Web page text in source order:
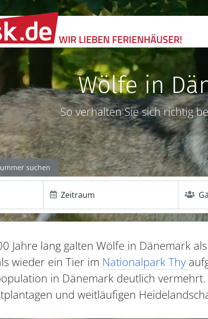
Wölfe in
So verhalten Sie sich richtig
suchen
Zeitraum
Jahre lang galten Wölfe in Dänemark
wieder ein Tier im Nationalpark Thy
in Dänemark deutlich
und weitläufigen